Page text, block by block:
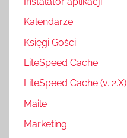
Kalendarze
Księgi Gości
LiteSpeed Cache
LiteSpeed Cache (v. 2.X)
Maile
Marketing